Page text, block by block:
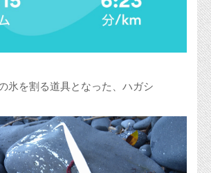
氷を割る道具となった、ハガシ